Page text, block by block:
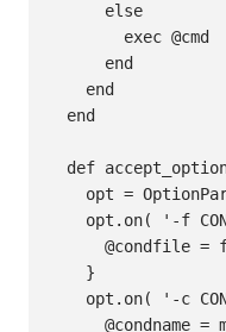
      else
        exec @cmd
      end
    end
  end
def
opt =
opt.on( '-f
@condfile =
    }
opt.on( '-c
@condname =